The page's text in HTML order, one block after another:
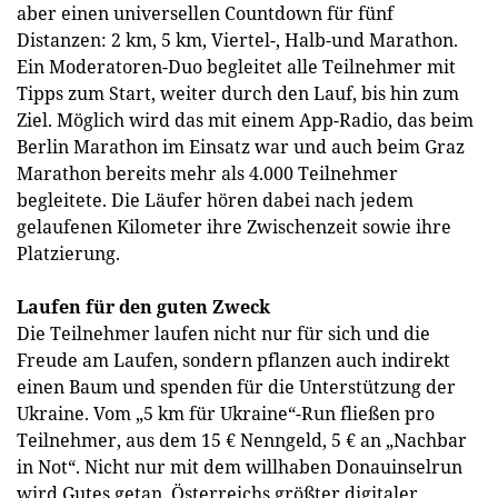
aber einen universellen Countdown für fünf
Distanzen: 2 km, 5 km, Viertel-, Halb-und Marathon.
Ein Moderatoren-Duo begleitet alle Teilnehmer mit
Tipps zum Start, weiter durch den Lauf, bis hin zum
Ziel. Möglich wird das mit einem App-Radio, das beim
Berlin Marathon im Einsatz war und auch beim Graz
Marathon bereits mehr als 4.000 Teilnehmer
begleitete. Die Läufer hören dabei nach jedem
gelaufenen Kilometer ihre Zwischenzeit sowie ihre
Platzierung.
Laufen für den guten Zweck
Die Teilnehmer laufen nicht nur für sich und die
Freude am Laufen, sondern pflanzen auch indirekt
einen Baum und spenden für die Unterstützung der
Ukraine. Vom „5 km für Ukraine“-Run fließen pro
Teilnehmer, aus dem 15 € Nenngeld, 5 € an „Nachbar
in Not“. Nicht nur mit dem willhaben Donauinselrun